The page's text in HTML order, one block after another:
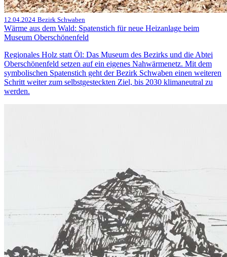
12.04.2024 Bezirk Schwaben
Wärme aus dem Wald: Spatenstich für neue Heizanlage beim
Museum Oberschönenfeld
Regionales Holz statt Öl: Das Museum des Bezirks und die Abtei
Oberschönenfeld setzen auf ein eigenes Nahwärmenetz. Mit dem
symbolischen Spatenstich geht der Bezirk Schwaben einen weiteren
Schritt weiter zum selbstgesteckten Ziel, bis 2030 klimaneutral zu
werden.